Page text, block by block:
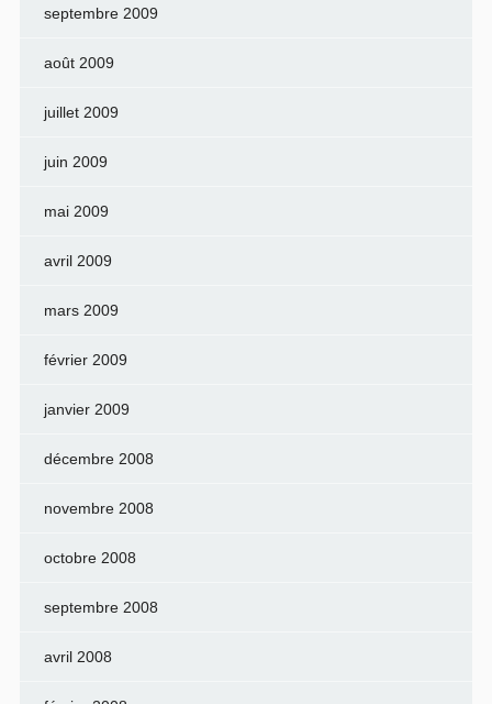
septembre 2009
août 2009
juillet 2009
juin 2009
mai 2009
avril 2009
mars 2009
février 2009
janvier 2009
décembre 2008
novembre 2008
octobre 2008
septembre 2008
avril 2008